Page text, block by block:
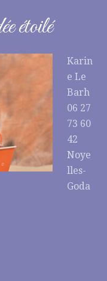
étoilé
Karin
e Le
Barh
06 27
73 60
42
Noye
lles-
Goda